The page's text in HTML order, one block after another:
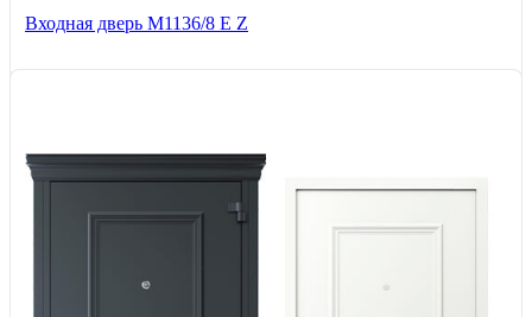
Входная дверь М1136/8 Е Z